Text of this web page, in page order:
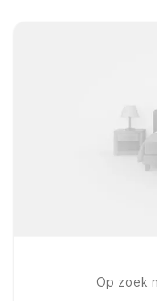
Op zoek